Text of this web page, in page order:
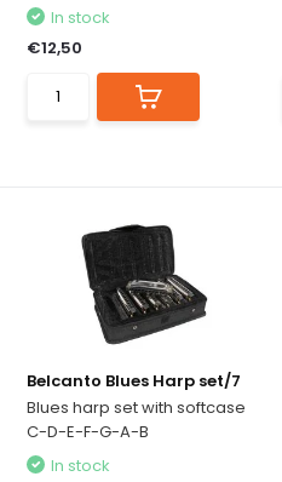
In stock
€12,50
Belcanto Blues Harp set/7
Blues harp set with softcase
C-D-E-F-G-A-B
In stock